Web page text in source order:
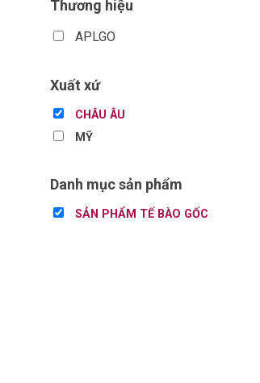
Thương hiệu
APLGO
Xuất xứ
CHÂU ÂU
MỸ
Danh mục sản phẩm
SẢN PHẨM TẾ BÀO GỐC